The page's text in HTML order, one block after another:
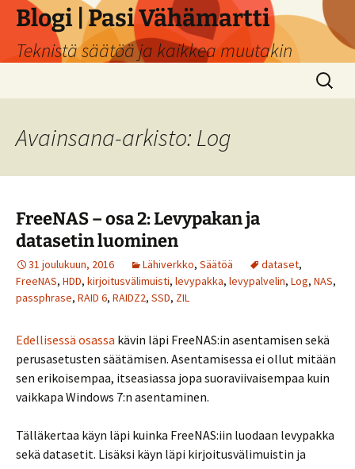
Siirry
sisältöön
Blogi | Pasi Vähämartti
Teknistä säätöä ja kaikkea muutakin
Haku:
Avainsana-arkisto: Log
FreeNAS – osa 2: Levypakan ja
datasetin luominen
31 joulukuun, 2016 Lähiverkko, Säätöä dataset,
FreeNAS, HDD, kirjoitusvälimuisti, levypakka, levypalvelin, Log, NAS,
passphrase, RAID 6, RAIDZ2, SSD, ZIL
Edellisessä osassa kävin läpi FreeNAS:in asentamisen sekä
perusasetusten säätämisen. Asentamisessa ei ollut mitään
sen erikoisempaa, itseasiassa jopa suoraviivaisempaa kuin
vaikkapa Windows 7:n asentaminen.
Tälläkertaa käyn läpi kuinka FreeNAS:iin luodaan levypakka
sekä datasetit. Lisäksi käyn läpi kirjoitusvälimuistin ja